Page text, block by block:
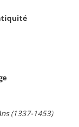
(1337-1453)